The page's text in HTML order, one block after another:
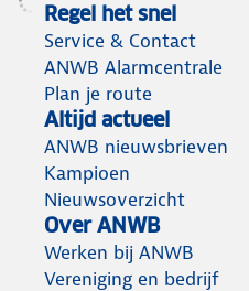
Regel het snel
Service & Contact
ANWB Alarmcentrale
Plan je route
Altijd actueel
ANWB nieuwsbrieven
Kampioen
Nieuwsoverzicht
Over ANWB
Werken bij ANWB
Vereniging en bedrijf